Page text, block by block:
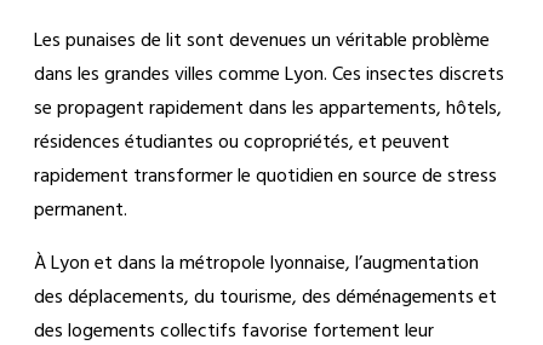
Les punaises de lit sont devenues un véritable problème
dans les grandes villes comme Lyon. Ces insectes discrets
se propagent rapidement dans les appartements, hôtels,
résidences étudiantes ou copropriétés, et peuvent
rapidement transformer le quotidien en source de stress
permanent.
À Lyon et dans la métropole lyonnaise, l’augmentation
des déplacements, du tourisme, des déménagements et
des logements collectifs favorise fortement leur